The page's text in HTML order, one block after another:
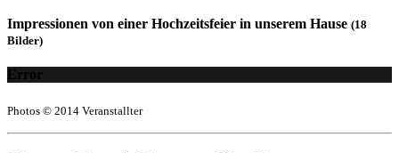
Impressionen von einer Hochzeitsfeier in unserem Hause (18
Bilder)
Error
Photos © 2014 Veranstallter